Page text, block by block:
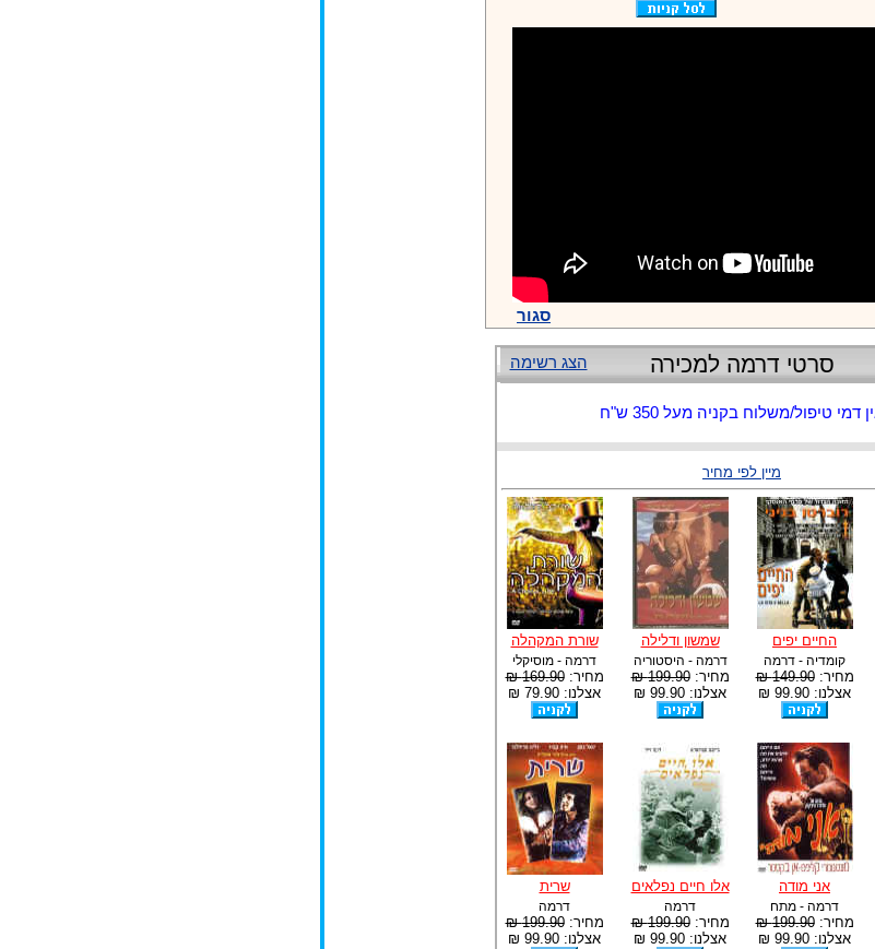
סגור
הצג רשימה סרטי דרמה למכירה
דמי טיפול/משלוח בקניה מעל 350 ש"ח
מיין לפי מחיר
החיים יפים
קומדיה - דרמה
מחיר:149.90 ₪
אצלנו: 99.90 ₪
שמשון ודלילה
דרמה - היסטוריה
מחיר:199.90 ₪
אצלנו: 99.90 ₪
שורת המקהלה
דרמה - מוסיקלי
מחיר:169.90 ₪
אצלנו: 79.90 ₪
אני מודה
דרמה - מתח
מחיר:199.90 ₪
אצלנו: 99.90 ₪
אלו חיים נפלאים
דרמה
מחיר:199.90 ₪
אצלנו: 99.90 ₪
שרית
דרמה
מחיר:199.90 ₪
אצלנו: 99.90 ₪